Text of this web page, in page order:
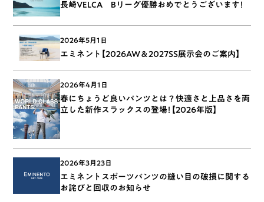
長崎VELCA Bリーグ優勝おめでとうございます！
2026年5月1日
エミネント【2026AW＆2027SS展示会のご案内】
2026年4月1日
春にちょうど良いパンツとは？快適さと上品さを両
立した新作スラックスの登場！【2026年版】
2026年3月23日
エミネントスポーツパンツの縫い目の破損に関する
お詫びと回収のお知らせ